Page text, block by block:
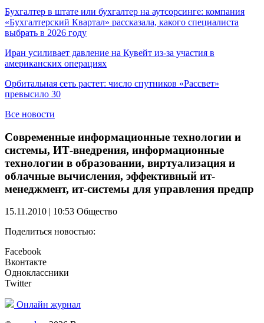
Бухгалтер в штате или бухгалтер на аутсорсинге: компания
«Бухгалтерский Квартал» рассказала, какого специалиста
выбрать в 2026 году
Иран усиливает давление на Кувейт из-за участия в
американских операциях
Орбитальная сеть растет: число спутников «Рассвет»
превысило 30
Все новости
Современные информационные технологии и
системы, ИТ-внедрения, информационные
технологии в образовании, виртуализация и
облачные вычисления, эффективный ит-
менеджмент, ит-системы для управления предпр
15.11.2010 | 10:53 Общество
Поделиться новостью:
Facebook
Вконтакте
Одноклассники
Twitter
Онлайн журнал